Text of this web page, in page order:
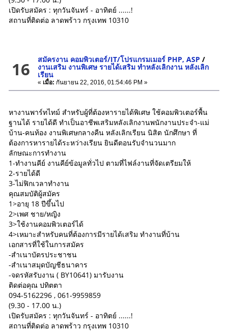
เปิดรับสมัคร : ทุกวันจันทร์ - อาทิตย์ ......!
สถานที่ติดต่อ ลาดพร้าว กรุงเทพ 10310
16 สมัครงาน คอมพิวเตอร์/IT/โปรแกรมเมอร์ PHP, ASP /
งานเสริม งานพิเศษ รายได้เสริม ทำหลังเลิกงาน หลังเลิก
เรียน
« เมื่อ: กันยายน 22, 2016, 01:54:46 PM »
หางานพาร์ทไทม์ สำหรับผู้ที่ต้องหารายได้พิเศษ ใช้คอมพิวเตอร์พื้น
ฐานได้ รายได้ดี ทำเป็นอาชีพเสริมหลังเลิกงานพนักงานประจำ-แม่
บ้าน-คนท้อง งานพิเศษกลางคืน หลังเลิกเรียน นิสิต นักศึกษา ที่
ต้องการหารายได้ระหว่างเรียน ยินดีตอนรับจำนวนมาก
ลักษณะการทำงาน
1-ทำงานคีย์ งานคีย์ข้อมูลทั่วไป ตามที่ไฟล์งานที่จัดเตรียมให้
2-รายได้ดี
3-ไม่ฟิกเวลาทำงาน
คุณสมบัติผู้สมัคร
1>อายุ 18 ปีขึ้นไป
2>เพศ ชาย/หญิง
3>ใช้งานคอมพิวเตอร์ได้
4>เหมาะสำหรับคนที่ต้องการมีรายได้เสริม ทำงานที่บ้าน
เอกสารที่ใช้ในการสมัคร
-สำเนาบัตรประชาชน
-สำเนาสมุดบัญชีธนาคาร
-จดรหัสรับงาน ( BY10641) มารับงาน
ติดต่อคุณ ปทิตตา
094-5162296 , 061-9959859
(9.30 - 17.00 น.)
เปิดรับสมัคร : ทุกวันจันทร์ - อาทิตย์ ......!
สถานที่ติดต่อ ลาดพร้าว กรุงเทพ 10310